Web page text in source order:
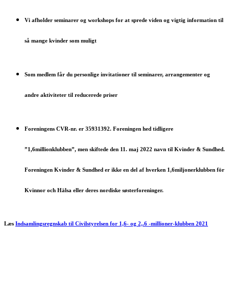
Vi afholder seminarer og workshops for at sprede viden og vigtig information til
så mange kvinder som muligt
Som medlem får du personlige invitationer til seminarer, arrangementer og
andre aktiviteter til reducerede priser
Foreningens CVR-nr. er 35931392. Foreningen hed tidligere
”1,6millionklubben”, men skiftede den 11. maj 2022 navn til Kvinder & Sundhed.
Foreningen Kvinder & Sundhed er ikke en del af hverken 1,6miljonerklubben för
Kvinnor och Hälsa eller deres nordiske søsterforeninger.
Læs Indsamlingsregnskab til Civilstyrelsen for 1,6- og 2,.6 -millioner-klubben 2021